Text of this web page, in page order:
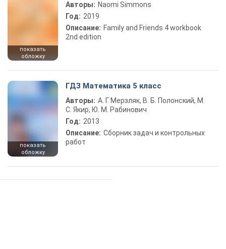
показать
обложку
Авторы: Naomi Simmons
Год: 2019
Описание: Family and Friends 4 workbook
2nd edition
показать
обложку
ГДЗ Математика 5 класс
Авторы: А. Г. Мерзляк, В. Б. Полонский, М.
С. Якир, Ю. М. Рабинович
Год: 2013
Описание: Сборник задач и контрольных
работ